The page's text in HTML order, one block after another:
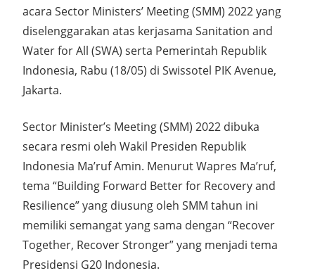
acara Sector Ministers’ Meeting (SMM) 2022 yang
diselenggarakan atas kerjasama Sanitation and
Water for All (SWA) serta Pemerintah Republik
Indonesia, Rabu (18/05) di Swissotel PIK Avenue,
Jakarta.
Sector Minister’s Meeting (SMM) 2022 dibuka
secara resmi oleh Wakil Presiden Republik
Indonesia Ma’ruf Amin. Menurut Wapres Ma’ruf,
tema “Building Forward Better for Recovery and
Resilience” yang diusung oleh SMM tahun ini
memiliki semangat yang sama dengan “Recover
Together, Recover Stronger” yang menjadi tema
Presidensi G20 Indonesia.